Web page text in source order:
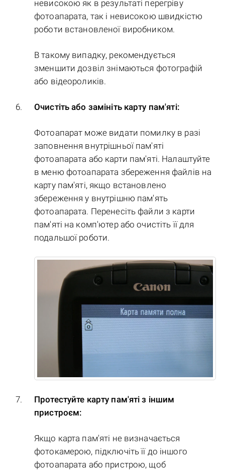
невисокою як в результаті перегріву
фотоапарата, так і невисокою швидкістю
роботи встановленої виробником.
В такому випадку, рекомендується
зменшити дозвіл знімаються фотографій
або відеороликів.
Очистіть або замініть карту пам'яті:
Фотоапарат може видати помилку в разі
заповнення внутрішньої пам'яті
фотоапарата або карти пам'яті. Налаштуйте
в меню фотоапарата збереження файлів на
карту пам'яті, якщо встановлено
збереження у внутрішню пам'ять
фотоапарата. Перенесіть файли з карти
пам'яті на комп'ютер або очистіть її для
подальшої роботи.
Протестуйте карту пам'яті з іншим
пристроєм:
Якщо карта пам'яті не визначається
фотокамерою, підключіть її до іншого
фотоапарата або пристрою, щоб